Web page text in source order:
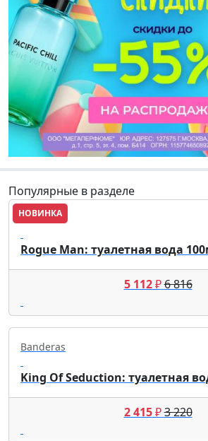
Популярные в разделе
НОВИНКА
Rihanna
Rogue Man: туалетная вода
5 112₽6 816
Banderas
King Of Seduction: туалетная
2 415₽3 220